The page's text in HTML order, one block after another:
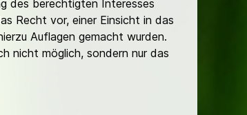
des berechtigten Interesses
Recht vor, einer Einsicht in das
Auflagen gemacht wurden.
nicht möglich, sondern nur das